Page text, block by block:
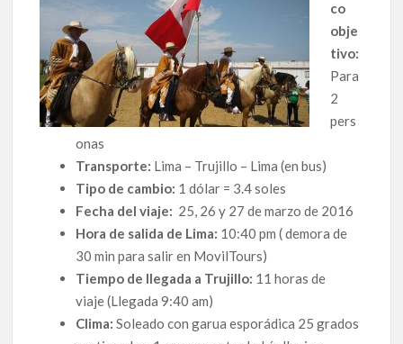
co
obje
tivo:
Para
2
pers
onas
Transporte: Lima – Trujillo – Lima (en bus)
Tipo de cambio: 1 dólar = 3.4 soles
Fecha del viaje: 25, 26 y 27 de marzo de 2016
Hora de salida de Lima: 10:40 pm ( demora de
30 min para salir en MovilTours)
Tiempo de llegada a Trujillo: 11 horas de
viaje (Llegada 9:40 am)
Clima: Soleado con garua esporádica 25 grados